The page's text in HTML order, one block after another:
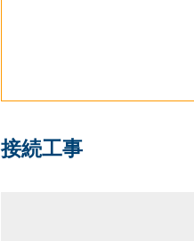
接続工事